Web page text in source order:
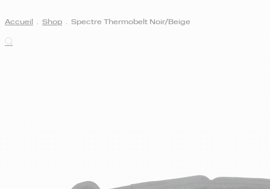
Accueil . Shop . Spectre Thermobelt Noir/Beige